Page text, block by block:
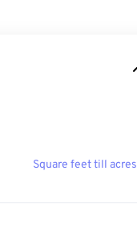
Square feet till acres